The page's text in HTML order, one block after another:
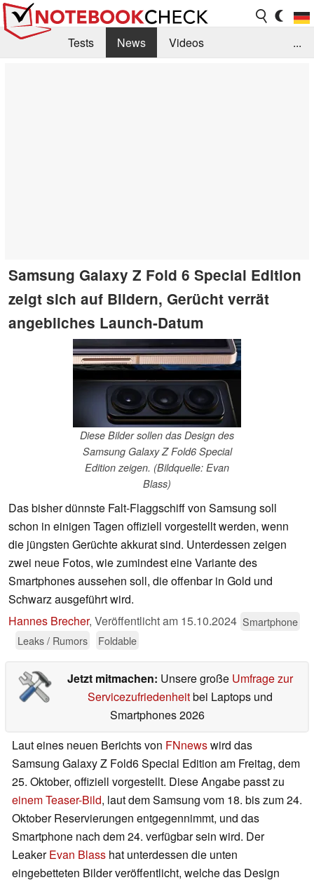
Tests News
Videos
...
Samsung Galaxy Z Fold 6 Special Edition
zeigt sich auf Bildern, Gerücht verrät
angebliches Launch-Datum
Diese Bilder sollen das Design des
Samsung Galaxy Z Fold6 Special
Edition zeigen. (Bildquelle: Evan
Blass)
Das bisher dünnste Falt-Flaggschiff von Samsung soll
schon in einigen Tagen offiziell vorgestellt werden, wenn
die jüngsten Gerüchte akkurat sind. Unterdessen zeigen
zwei neue Fotos, wie zumindest eine Variante des
Smartphones aussehen soll, die offenbar in Gold und
Schwarz ausgeführt wird.
Hannes Brecher, Veröffentlicht am 15.10.2024 Smartphone
Leaks / Rumors
Foldable
Jetzt mitmachen: Unsere große Umfrage zur
Servicezufriedenheitbei Laptops und
Smartphones 2026
Laut eines neuen Berichts von FNnewswird das
Samsung Galaxy Z Fold6 Special Edition am Freitag, dem
25. Oktober, offiziell vorgestellt. Diese Angabe passt zu
einem Teaser-Bild, laut dem Samsung vom 18. bis zum 24.
Oktober Reservierungen entgegennimmt, und das
Smartphone nach dem 24. verfügbar sein wird. Der
LeakerEvan Blass hat unterdessen die unten
eingebetteten Bilder veröffentlicht, welche das Design